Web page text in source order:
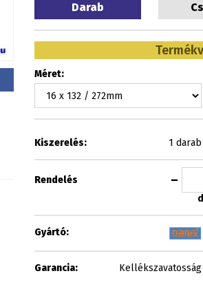
Darab
Méret:
Kiszerelés: 1 darab
Rendelés -
Gyártó:
Garancia: Kellékszavatosság